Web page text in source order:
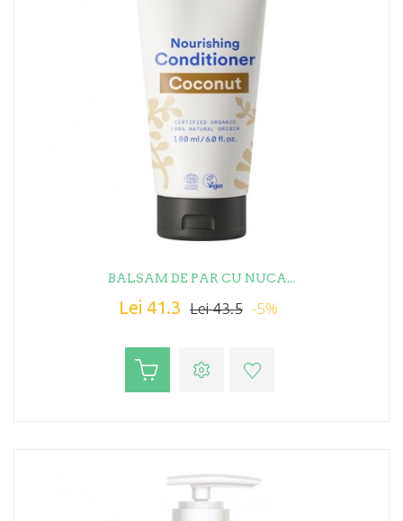
BALSAM DE PAR CU NUCA...
Lei 41.3 Lei 43.5 -5%